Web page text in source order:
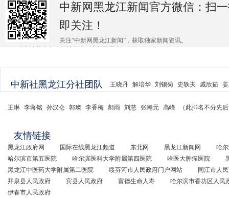
中新网黑龙江新闻官方微信：扫
即关注！
关注“中新网黑龙江新闻”，获取独家新闻资讯。
中新社黑龙江分社团队 王晓丹 解培华 刘锡菊 史轶夫 戚欣茹
王琳 李蒋铭 孙汉仑 郭璨 李香梅 郝雨 刘慧 张瀚元 高峰 （此排名不分先
友情链接
黑龙江政府网 国际在线黑龙江频道 东北网 黑龙江新闻网
哈
哈尔滨市第五医院
哈尔滨医科大学附属第四医院 哈医大肿瘤医院
黑龙江中医药大学附属第二医院
绥芬河市人民政府门户网站
同江市人
拜泉县人民政府
宾县人民政府 富德生命人寿
哈尔滨市香坊区人民
伊春市人民政府